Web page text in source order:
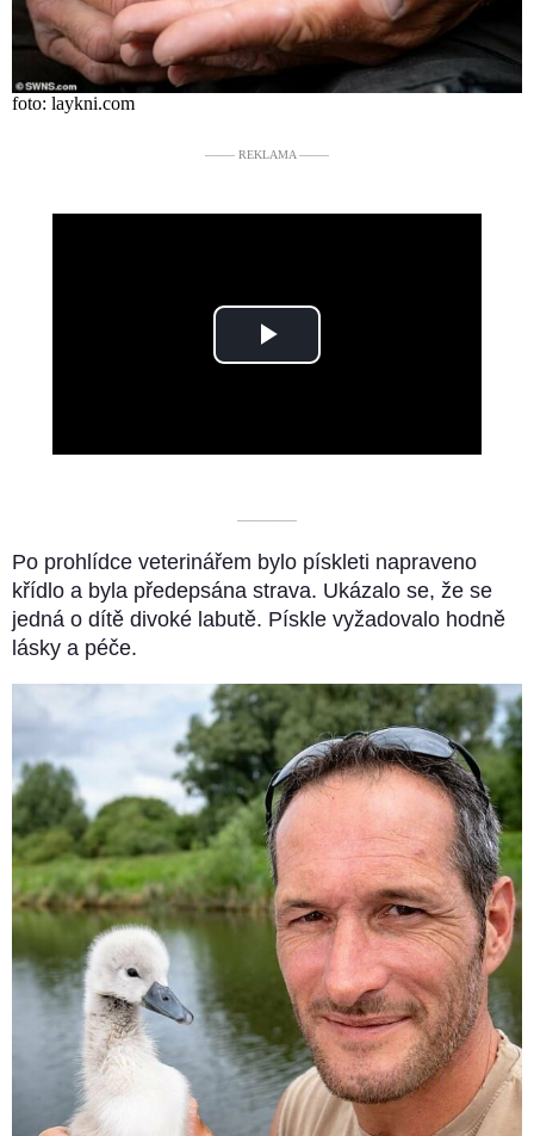
foto: laykni.com
––––– REKLAMA –––––
Play
––––––––––
Po prohlídce veterinářem bylo pískleti napraveno
křídlo a byla předepsána strava. Ukázalo se, že se
jedná o dítě divoké labutě. Pískle vyžadovalo hodně
lásky a péče.